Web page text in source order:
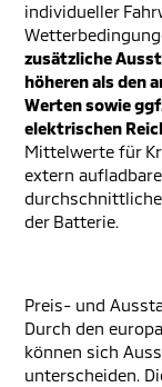
individueller
zusätzliche
höheren als den
Werten sowie
elektrischen
Mittelwerte für
extern
der Batterie.
Preis- und
Durch den
können sich
unterscheiden.